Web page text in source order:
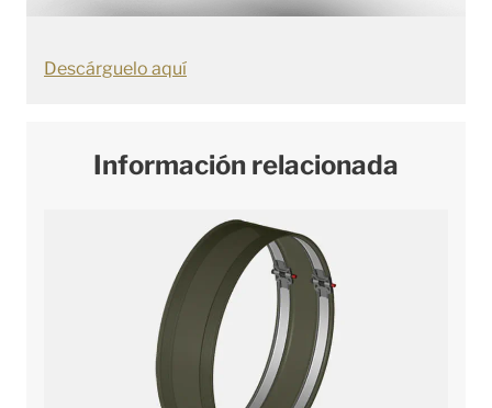
Descárguelo aquí
Información relacionada